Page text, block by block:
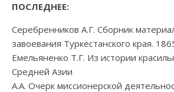
ПОСЛЕДНЕЕ:
Серебренников А.Г. Сборник
завоевания Туркестанского края.
Емельяненко Т.Г. Из истории
Средней Азии
А.А. Очерк миссионерской